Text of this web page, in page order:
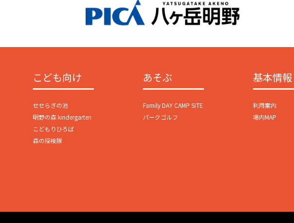
こども向け
せせらぎの池
明野の森 kindergarten
こどもりひろば
森の探検隊
あそぶ
Family DAY CAMP SITE
パークゴルフ
基本情報
利用案内
場内MAP